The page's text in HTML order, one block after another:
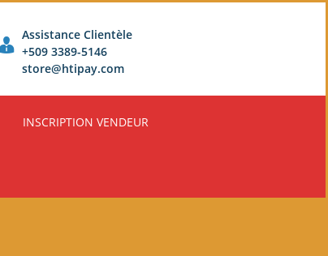
Assistance Clientèle
+509 3389-5146
store@htipay.com
INSCRIPTION VENDEUR